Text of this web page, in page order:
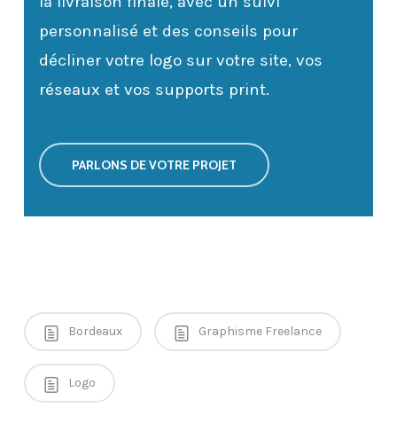
personnalisé et des conseils pour
décliner votre logo sur votre site, vos
réseaux et vos supports print.
PARLONS DE VOTRE PROJET
Bordeaux Graphisme Freelance
Logo